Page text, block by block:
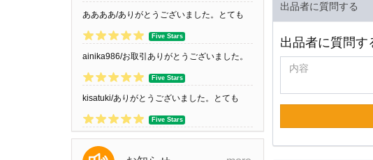
ああああ/ありがとうございました。とても
良... Five Stars
ainika986/お取引ありがとうございました。
Five Stars
kisatuki/ありがとうございました。とても
良... Five Stars
出品者に質問する
出品者に質問す